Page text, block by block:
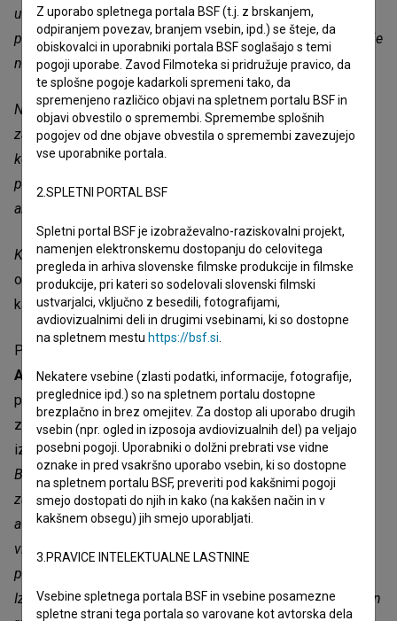
uresniči. To je film o pripadnosti, seksu in osamljenosti,
predvsem pa film o ljubezni. O ljubezni tiste vrste, ki razkrije
naše šibkosti in poganja vesolje.
Nisem si mogel predstavljati boljšega mesta in konteksta
za svetovno premiero takega filma. Iz srca sem hvaležen
komisiji za izbor programa Berlinale Shorts, da nam je
ponudila to dragoceno odskočno desko in v avtorski
animaciji prepoznala močan umetniški svet.«
Kozmonavtina intergalaktičnem križarjenju za samske
osamljene duše hrepenijo po poljubih in dotikih, v iskanju
kančka ljubezni sredi vesolja.
Pri filmu sodelujejo še: avtorja glasbe
Andrea Marazzi, montažerkaIva Kraljević, za barvno
paleto in ozadja je poskrbelaSara Moschini, oblikovalec
zvoka jeSamo Jurca . Producentka filma jeTina Smrekar
iz produkcijske hišeFinta Film, ki je dejala:»Uvrstitev na
Berlinale je za nas izjemno priznanje, še toliko bolj, ker gre
za prvenec. Izjemno me veseli, da je film zamejskega
avtorja, ki izhaja iz intimne, tople in avtorsko samosvoje
vizije ter se zavestno umešča izven mainstreama, našel
prostor na enem najpomembnejših svetovnih festivalov.
Izbor potrjuje tudi pomen animiranega filma kot odprtega in
Z uporabo spletnega portala BSF (t.j. z brskanjem,
odpiranjem povezav, branjem vsebin, ipd.) se šteje, da
obiskovalci in uporabniki portala BSF soglašajo s temi
pogoji uporabe. Zavod Filmoteka si pridružuje pravico, da
te splošne pogoje kadarkoli spremeni tako, da
spremenjeno različico objavi na spletnem portalu BSF in
objavi obvestilo o spremembi. Spremembe splošnih
pogojev od dne objave obvestila o spremembi zavezujejo
vse uporabnike portala.
2.SPLETNI PORTAL BSF
Spletni portal BSF je izobraževalno-raziskovalni projekt,
namenjen elektronskemu dostopanju do celovitega
pregleda in arhiva slovenske filmske produkcije in filmske
produkcije, pri kateri so sodelovali slovenski filmski
ustvarjalci, vključno z besedili, fotografijami,
avdiovizualnimi deli in drugimi vsebinami, ki so dostopne
na spletnem mestu https://bsf.si
Nekatere vsebine (zlasti podatki, informacije, fotografije,
preglednice ipd.) so na spletnem portalu dostopne
brezplačno in brez omejitev. Za dostop ali uporabo drugih
vsebin (npr. ogled in izposoja avdiovizualnih del) pa veljajo
posebni pogoji. Uporabniki o dolžni prebrati vse vidne
oznake in pred vsakršno uporabo vsebin, ki so dostopne
na spletnem portalu BSF, preveriti pod kakšnimi pogoji
smejo dostopati do njih in kako (na kakšen način in v
kakšnem obsegu) jih smejo uporabljati.
3.PRAVICE INTELEKTUALNE LASTNINE
Vsebine spletnega portala BSF in vsebine posamezne
spletne strani tega portala so varovane kot avtorska dela